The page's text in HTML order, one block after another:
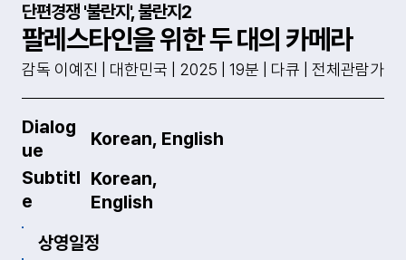
단편경쟁 '불란지', 불란지2
팔레스타인을 위한 두 대의 카메라
감독 이예진 | 대한민국 | 2025 | 19분 | 다큐 | 전체관람가
Dialog
ue
Korean, English
Subtitl
e
Korean,
English
상영일정